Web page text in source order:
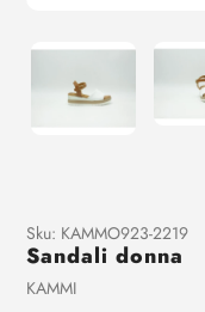
Aggiunta
di
prodotto
Sku: KAMMO923-2219
Sandali donna
Venditrice
KAMMI